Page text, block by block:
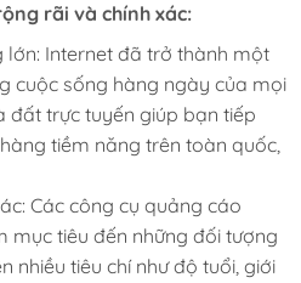
rãi và chính xác:
Internet đã trở thành một
cuộc sống hàng ngày của mọi
đất trực tuyến giúp bạn tiếp
tiềm năng trên toàn quốc,
Các công cụ quảng cáo
mục tiêu đến những đối tượng
nhiều tiêu chí như độ tuổi, giới